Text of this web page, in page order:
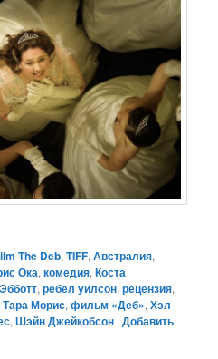
The Deb,TIFF,Австралия,
Ока,комедия,Коста
,ребел уилсон,рецензия,
Тара Морис,фильм «Деб»,Хэл
,Шэйн Джейкобсон |Добавить